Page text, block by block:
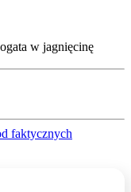
w jagnięcinę
faktycznych